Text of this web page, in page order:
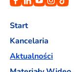
Start
Kancelaria
Aktualności